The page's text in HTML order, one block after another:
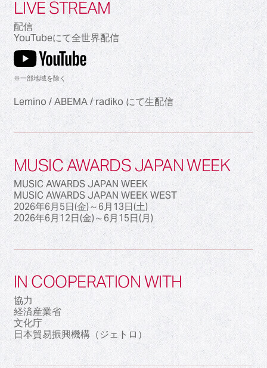
LIVE STREAM
配信
YouTubeにて全世界配信
※一部地域を除く
Lemino / ABEMA / radiko にて生配信
MUSIC AWARDS JAPAN WEEK
MUSIC AWARDS JAPAN WEEK
MUSIC AWARDS JAPAN WEEK WEST
2026年6月5日(金)～6月13日(土)
2026年6月12日(金)～6月15日(月)
IN COOPERATION WITH
協力
経済産業省
文化庁
日本貿易振興機構（ジェトロ）